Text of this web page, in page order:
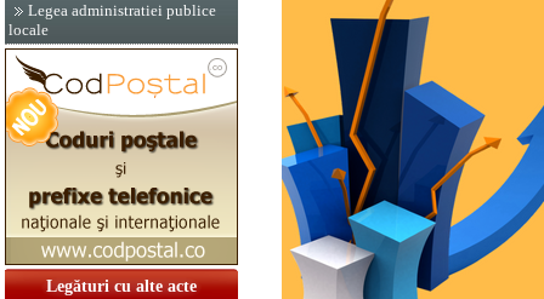
Legea administratiei publice
locale
Legături cu alte acte